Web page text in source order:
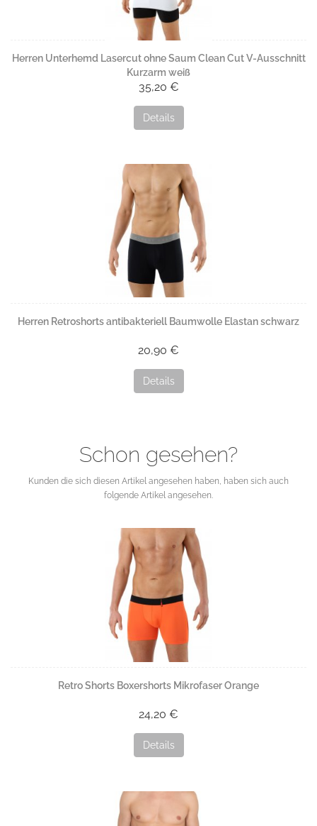
Herren Unterhemd Lasercut ohne Saum Clean Cut V-Ausschnitt
Kurzarm weiß
35,20 €
Details
Herren Retroshorts antibakteriell Baumwolle Elastan schwarz
20,90 €
Details
Schon gesehen?
Kunden die sich diesen Artikel angesehen haben, haben sich auch
folgende Artikel angesehen.
Retro Shorts Boxershorts Mikrofaser Orange
24,20 €
Details